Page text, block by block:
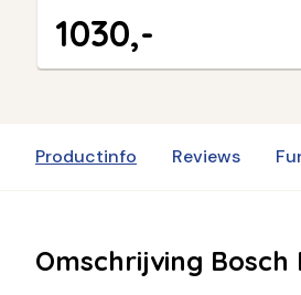
1030,-
Productinfo Reviews
Omschrijving Bosch